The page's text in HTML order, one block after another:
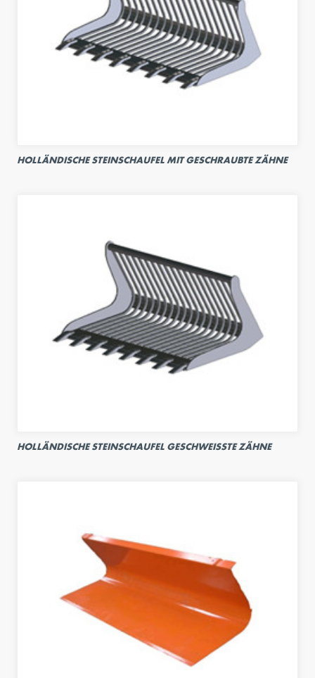
HOLLÄNDISCHE STEINSCHAUFEL MIT GESCHRAUBTE ZÄHNE
HOLLÄNDISCHE STEINSCHAUFEL GESCHWEISSTE ZÄHNE